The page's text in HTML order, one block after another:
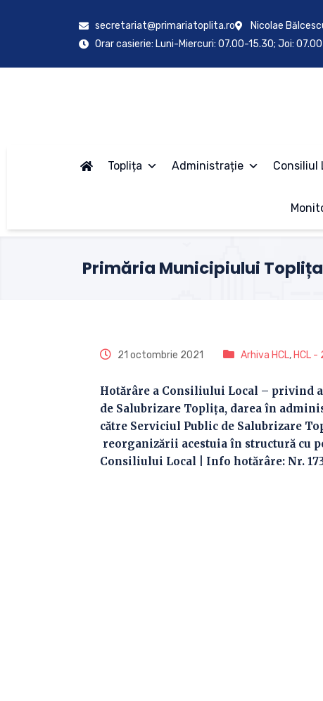
secretariat@primariatoplita.ro
Nicolae
Orar casierie: Luni-Miercuri: 07.00-15.30; Joi:
Toplița Administrație Consiliul
Primăria Municipiului Toplița
21 octombrie 2021 Arhiva HCL, HCL -
Hotărâre a Consiliului Local – privind
de Salubrizare Topliţa, darea în
către Serviciul Public de Salubrizare
reorganizării acestuia în structură cu
Consiliului Local | Info hotărâre: Nr.